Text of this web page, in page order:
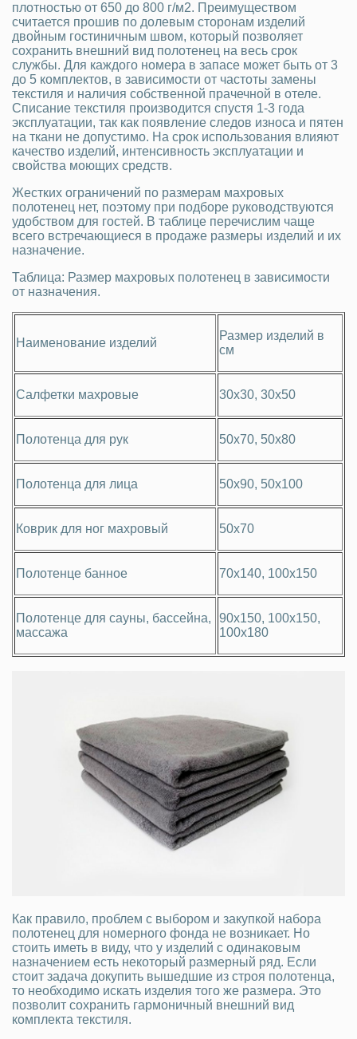
плотностью от 650 до 800 г/м2. Преимуществом
считается прошив по долевым сторонам изделий
двойным гостиничным швом, который позволяет
сохранить внешний вид полотенец на весь срок
службы. Для каждого номера в запасе может быть от 3
до 5 комплектов, в зависимости от частоты замены
текстиля и наличия собственной прачечной в отеле.
Списание текстиля производится спустя 1-3 года
эксплуатации, так как появление следов износа и пятен
на ткани не допустимо. На срок использования влияют
качество изделий, интенсивность эксплуатации и
свойства моющих средств.
Жестких ограничений по размерам махровых
полотенец нет, поэтому при подборе руководствуются
удобством для гостей. В таблице перечислим чаще
всего встречающиеся в продаже размеры изделий и их
назначение.
Таблица: Размер махровых полотенец в зависимости
от назначения.
Наименование изделий
Размер изделий в
см
Салфетки махровые 30х30, 30х50
Полотенца для рук 50х70, 50х80
Полотенца для лица 50х90, 50х100
Коврик для ног махровый 50х70
Полотенце банное 70х140, 100х150
Полотенце для сауны, бассейна,
массажа
90х150, 100х150,
100х180
Как правило, проблем с выбором и закупкой набора
полотенец для номерного фонда не возникает. Но
стоить иметь в виду, что у изделий с одинаковым
назначением есть некоторый размерный ряд. Если
стоит задача докупить вышедшие из строя полотенца,
то необходимо искать изделия того же размера. Это
позволит сохранить гармоничный внешний вид
комплекта текстиля.